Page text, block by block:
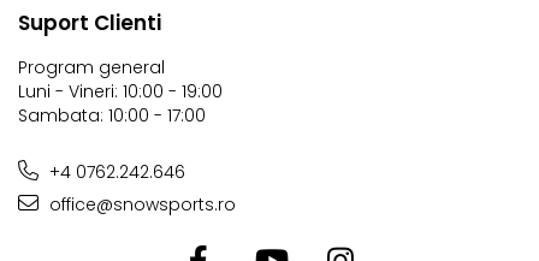
Suport Clienti
Program general
Luni - Vineri: 10:00 - 19:00
Sambata: 10:00 - 17:00
+4 0762.242.646
office@snowsports.ro